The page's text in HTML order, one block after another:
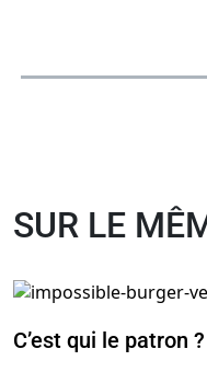
SUR LE
C’est qui le patron ?